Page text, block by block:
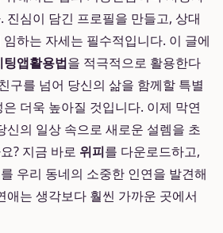
진심이 담긴 프로필을 만들고, 상대
하는 자세는 필수적입니다. 이 글에
팅앱활용법을 적극적으로 활용한다
구를 넘어 당신의 삶을 함께할 특별
더욱 높아질 것입니다. 이제 막연
신의 일상 속으로 새로운 설렘을 초
? 지금 바로 위피를 다운로드하고,
우리 동네의 소중한 인연을 발견해
애는 생각보다 훨씬 가까운 곳에서